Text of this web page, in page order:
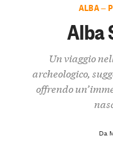
ALBA —
Alba
Un viaggio
archeologico,
offrendo
Da